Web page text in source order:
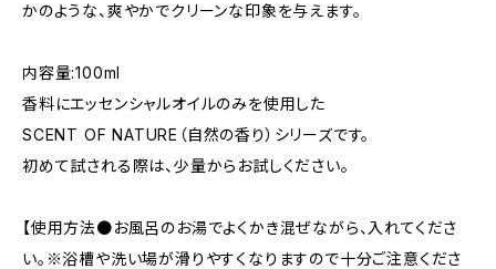
かのような、爽やかでクリーンな印象を与えます。
内容量:100ml
香料にエッセンシャルオイルのみを使用した
SCENT OF NATURE（自然の香り）シリーズです。
初めて試される際は、少量からお試しください。
【使用方法●お風呂のお湯でよくかき混ぜながら、入れてくださ
い。※浴槽や洗い場が滑りやすくなりますので十分ご注意くださ